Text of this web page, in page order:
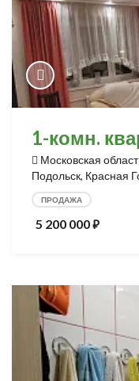
1-комн.
Московская
Подольск, Красная
ПРОДАЖА
5 200 000⃏